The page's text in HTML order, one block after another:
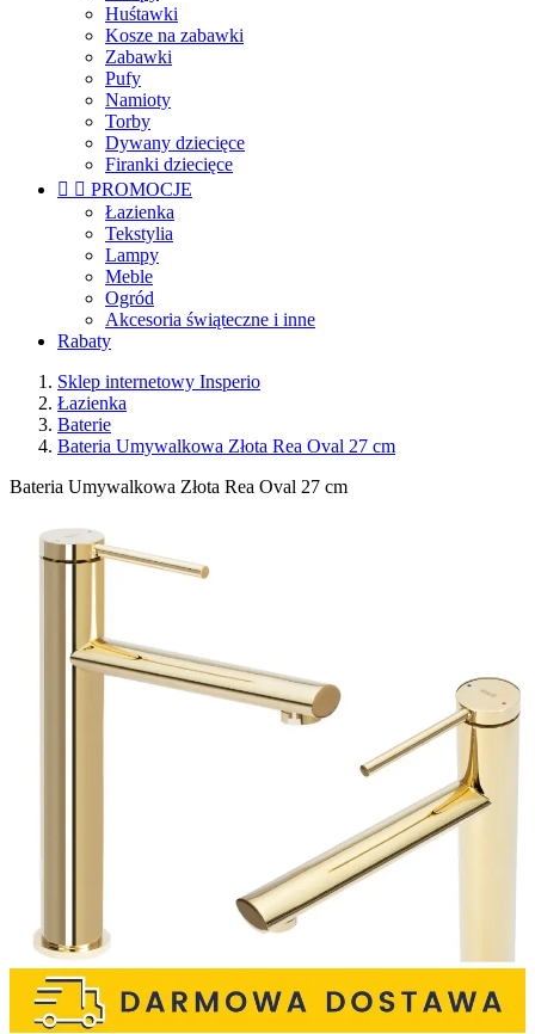
Huśtawki
Kosze na zabawki
Zabawki
Pufy
Namioty
Torby
Dywany dziecięce
Firanki dziecięce
  PROMOCJE
Łazienka
Tekstylia
Lampy
Meble
Ogród
Akcesoria świąteczne i inne
Rabaty
Sklep internetowy Insperio
Łazienka
Baterie
Bateria Umywalkowa Złota Rea Oval 27 cm
Bateria Umywalkowa Złota Rea Oval 27 cm